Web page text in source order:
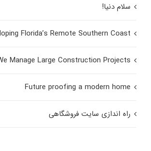
سلام دنیا!
Florida’s Remote Southern Coast
Manage Large Construction Projects
Future proofing a modern home
راه اندازی سایت فروشگاهی